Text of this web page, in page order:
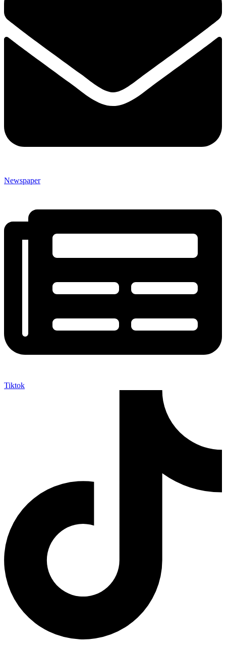
Newspaper
Tiktok